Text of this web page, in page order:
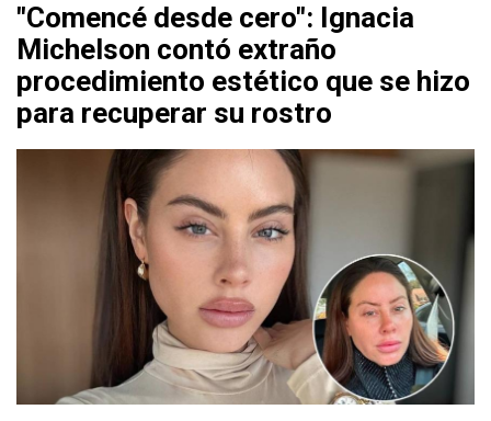
"Comencé desde cero": Ignacia
Michelson contó extraño
procedimiento estético que se hizo
para recuperar su rostro